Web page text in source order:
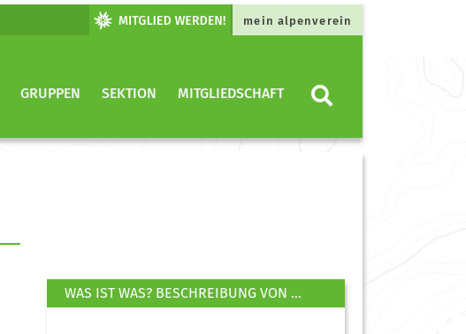
mein alpenverein
GRUPPEN SEKTION MITGLIEDSCHAFT
WAS IST WAS? BESCHREIBUNG VON ...